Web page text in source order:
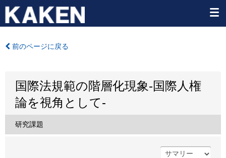
前のページに戻る
国際法規範の階層化現象-国際人権
論を視角として-
研究課題